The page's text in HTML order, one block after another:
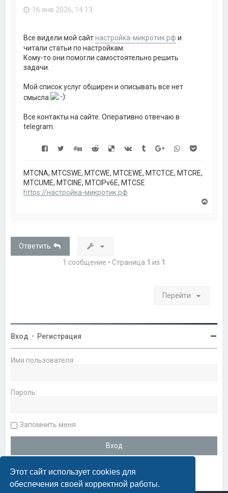
Этот сайт использует cookies для
обеспечения своей корректной работы.
16 янв 2026, 14:13
Все видели мой сайтнастройка-микротик.рф и
читали статьи по настройкам.
Кому-то они помогли самостоятельно решить
задачи.
Мой список услуг обширен и описывать все нет
смысла
Все контакты на сайте. Оперативно отвечаю в
telegram.
MTCNA, MTCSWE, MTCWE, MTCEWE, MTCTCE, MTCRE,
MTCUME, MTCINE, MTCIPv6E, MTCSE
https://настройка-микротик.рф
у
Ответить
1 сообщение • Страница 1 из 1
Перейти
Вход • Регистрация
Имя пользователя:
Пароль:
Запомнить меня